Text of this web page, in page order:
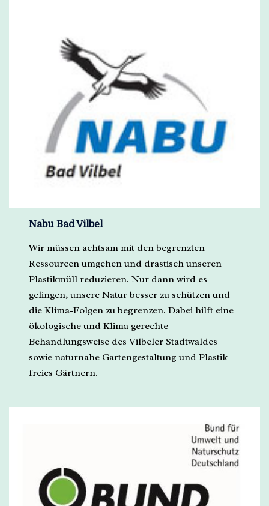
Nabu Bad Vilbel
Wir müssen achtsam mit den begrenzten
Ressourcen umgehen und drastisch unseren
Plastikmüll reduzieren. Nur dann wird es
gelingen, unsere Natur besser zu schützen und
die Klima-Folgen zu begrenzen. Dabei hilft eine
ökologische und Klima gerechte
Behandlungsweise des Vilbeler Stadtwaldes
sowie naturnahe Gartengestaltung und Plastik
freies Gärtnern.